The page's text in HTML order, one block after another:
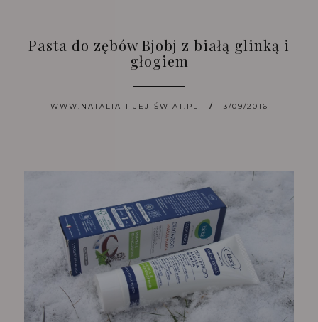
Pasta do zębów Bjobj z białą glinką i
głogiem
WWW.NATALIA-I-JEJ-ŚWIAT.PL 3/09/2016